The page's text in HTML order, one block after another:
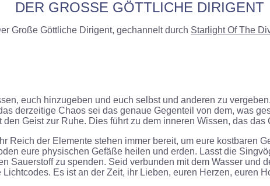
DER GROSSE GÖTTLICHE DIRIGENT
Große Göttliche Dirigent, gechannelt durch Starlight Of The
euch hinzugeben und euch selbst und anderen zu
derzeitige Chaos sei das genaue Gegenteil von dem, was
Geist zur Ruhe. Dies führt zu dem inneren Wissen, das das
Reich der Elemente stehen immer bereit, um eure kostbaren
eure physischen Gefäße heilen und erden. Lasst die
Sauerstoff zu spenden. Seid verbunden mit dem Wasser und
Es ist an der Zeit, ihr Lieben, euren Herzen, euren